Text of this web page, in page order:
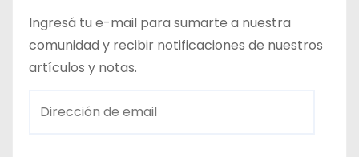
Ingresá tu e-mail para sumarte a nuestra
comunidad y recibir notificaciones de nuestros
artículos y notas.